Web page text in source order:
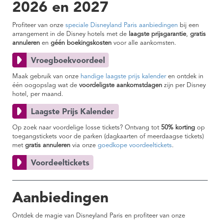
2026 en 2027
Profiteer van onze speciale Disneyland Paris aanbiedingen bij een
arrangement in de Disney hotels met de laagste prijsgarantie, gratis
annuleren en géén boekingskosten voor alle aankomsten.
Maak gebruik van onze handige laagste prijs kalenderen ontdek in
één oogopslag wat de voordeligste aankomstdagen zijn per Disney
hotel, per maand.
Op zoek naar voordelige losse tickets? Ontvang tot 50% korting op
toegangstickets voor de parken (dagkaarten of meerdaagse tickets)
met gratis annuleren via onze goedkope voordeeltickets.
Aanbiedingen
Ontdek de magie van Disneyland Paris en profiteer van onze